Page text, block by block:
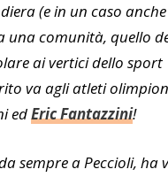
(e in un caso
una comunità, quello
ai vertici dello sport
va agli atleti
edEric Fantazzini!
sempre a Peccioli, ha